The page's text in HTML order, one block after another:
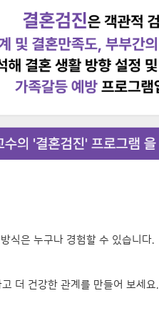
식은 누구나 경험할 수 있습니다.
더 건강한 관계를 만들어 보세요.